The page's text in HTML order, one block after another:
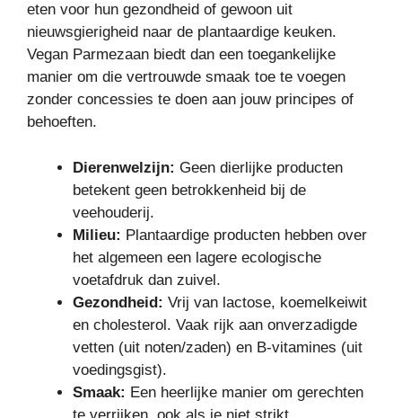
eten voor hun gezondheid of gewoon uit
nieuwsgierigheid naar de plantaardige keuken.
Vegan Parmezaan biedt dan een toegankelijke
manier om die vertrouwde smaak toe te voegen
zonder concessies te doen aan jouw principes of
behoeften.
Dierenwelzijn: Geen dierlijke producten
betekent geen betrokkenheid bij de
veehouderij.
Milieu: Plantaardige producten hebben over
het algemeen een lagere ecologische
voetafdruk dan zuivel.
Gezondheid: Vrij van lactose, koemelkeiwit
en cholesterol. Vaak rijk aan onverzadigde
vetten (uit noten/zaden) en B-vitamines (uit
voedingsgist).
Smaak: Een heerlijke manier om gerechten
te verrijken, ook als je niet strikt